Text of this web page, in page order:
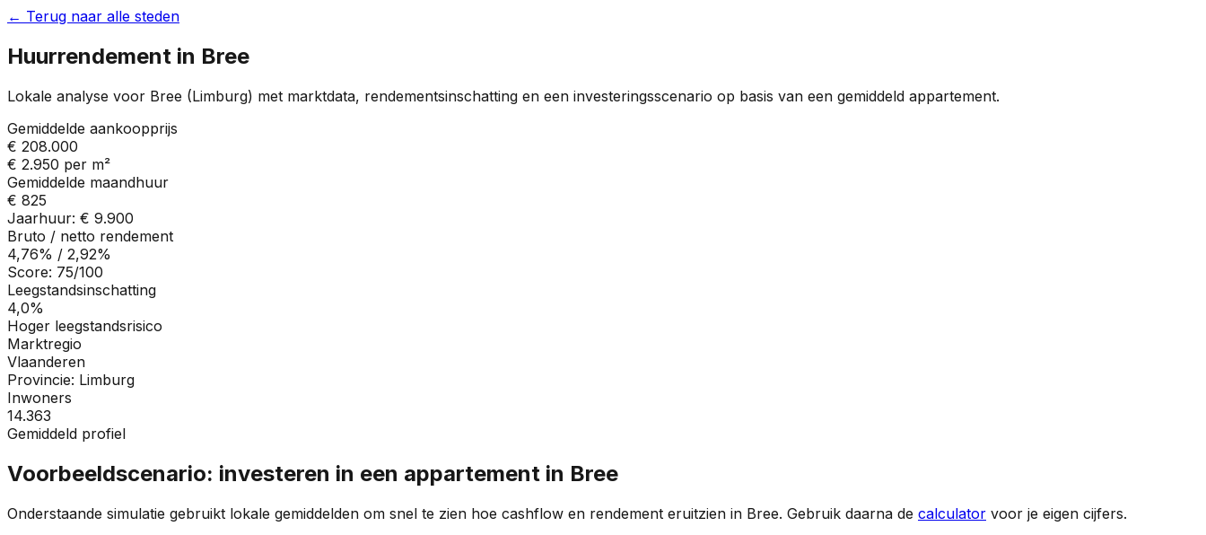
← Terug naar alle steden
Huurrendement in Bree
Lokale analyse voor Bree (Limburg) met marktdata, rendementsinschatting en een investeringsscenario op basis van een gemiddeld appartement.
Gemiddelde aankoopprijs
€ 208.000
€ 2.950 per m²
Gemiddelde maandhuur
€ 825
Jaarhuur: € 9.900
Bruto / netto rendement
4,76% / 2,92%
Score: 75/100
Leegstandsinschatting
4,0%
Hoger leegstandsrisico
Marktregio
Vlaanderen
Provincie: Limburg
Inwoners
14.363
Gemiddeld profiel
Voorbeeldscenario: investeren in een appartement in Bree
Onderstaande simulatie gebruikt lokale gemiddelden om snel te zien hoe cashflow en rendement eruitzien in Bree. Gebruik daarna de calculator voor je eigen cijfers.